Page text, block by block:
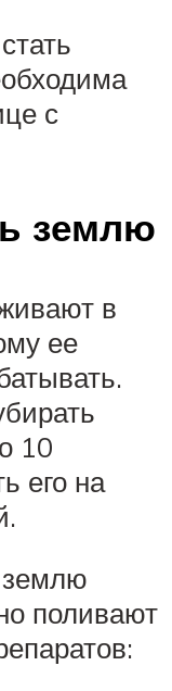
с
землю
в
ее
10
его на
землю
поливают